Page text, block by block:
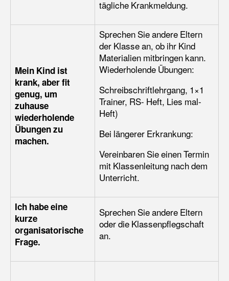
tägliche Krankmeldung.
Mein Kind ist
krank, aber fit
genug, um
zuhause
wiederholende
Übungen zu
machen.
Sprechen Sie andere Eltern
der Klasse an, ob ihr Kind
Materialien mitbringen kann.
Wiederholende Übungen:
Schreibschriftlehrgang, 1×1
Trainer, RS- Heft, Lies mal-
Heft)
Bei längerer Erkrankung:
Vereinbaren Sie einen Termin
mit Klassenleitung nach dem
Unterricht.
Ich habe eine
kurze
organisatorische
Frage.
Sprechen Sie andere Eltern
oder die Klassenpflegschaft
an.